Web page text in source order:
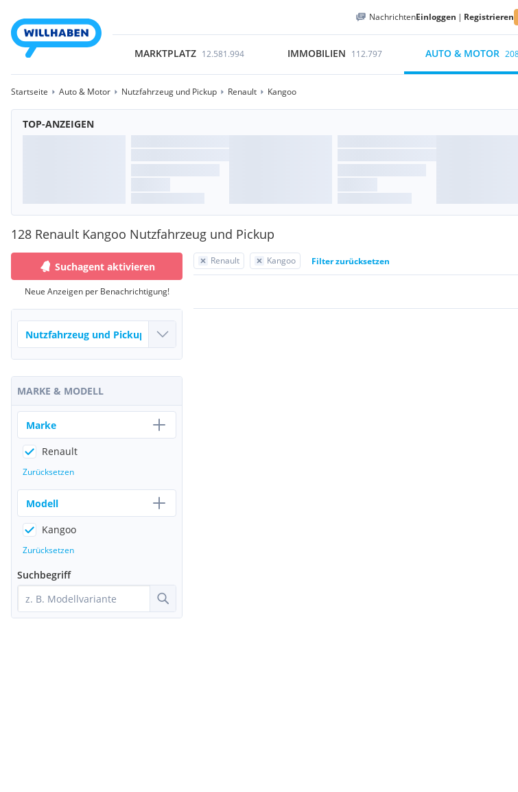
NachrichtenEinloggen | Registrieren
MARKTPLATZ 12.581.994 IMMOBILIEN 112.797 AUTO & MOTOR
Startseite Auto & Motor Nutzfahrzeug und Pickup Renault Kangoo
TOP-ANZEIGEN
128 Renault Kangoo Nutzfahrzeug und Pickup
Renault Kangoo Filter zurücksetzen
Suchagent aktivieren
Neue Anzeigen per Benachrichtigung!
MARKE & MODELL
Marke
Renault
Zurücksetzen
Modell
Kangoo
Zurücksetzen
Suchbegriff